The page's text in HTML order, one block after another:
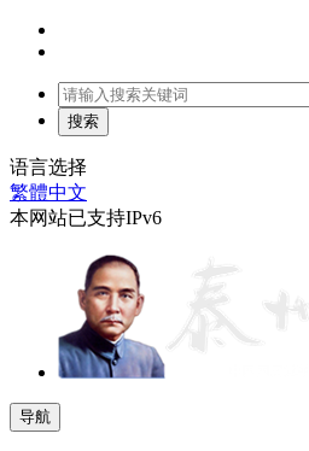
语言选择
繁體中文
本网站已支持IPv6
导航